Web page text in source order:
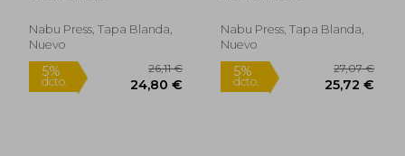
Nabu Press, Tapa Blanda,
Nuevo
Nabu Press, Tapa Blanda,
Nuevo